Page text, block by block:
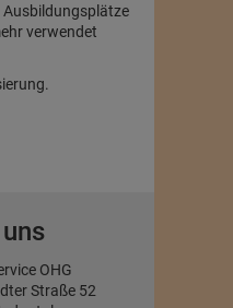
Ausbildungsplätze
verwendet
OHG
Straße 52